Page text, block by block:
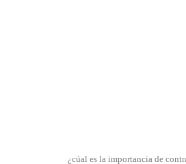
¿cúal es la importancia de